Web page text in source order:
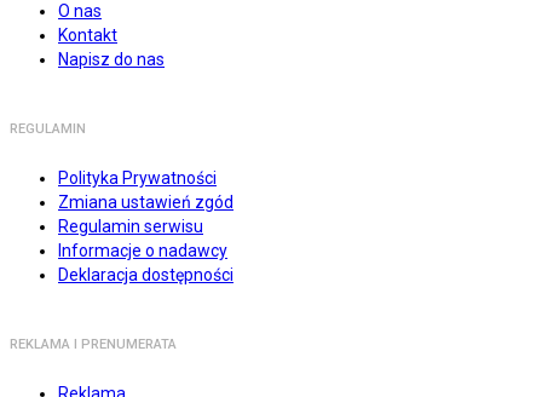
O nas
Kontakt
Napisz do nas
REGULAMIN
Polityka Prywatności
Zmiana ustawień zgód
Regulamin serwisu
Informacje o nadawcy
Deklaracja dostępności
REKLAMA I PRENUMERATA